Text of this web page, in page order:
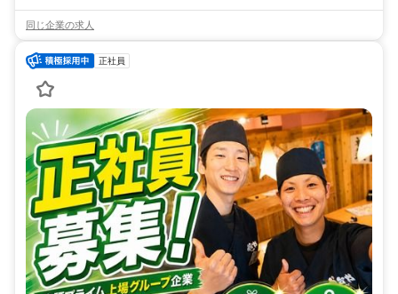
同じ企業の求人
正社員